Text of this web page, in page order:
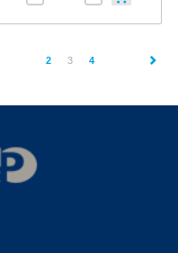
2 3(current)
4